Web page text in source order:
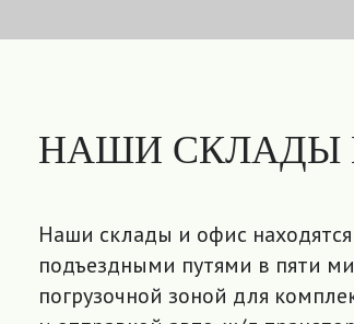
НАШИ СКЛАДЫ
Наши склады и офис
подъездными путями в пяти
погрузочной зоной для